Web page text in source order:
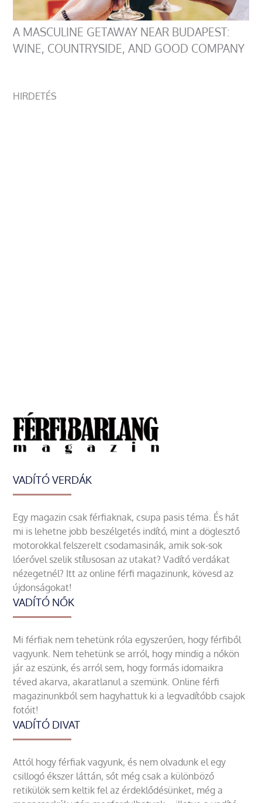
A MASCULINE GETAWAY NEAR BUDAPEST:
WINE, COUNTRYSIDE, AND GOOD COMPANY
HIRDETÉS
VADÍTÓ VERDÁK
Egy magazin csak férfiaknak, csupa pasis téma. És hát
mi is lehetne jobb beszélgetés indító, mint a döglesztő
motorokkal felszerelt csodamasinák, amik sok-sok
lóerővel szelik stílusosan az utakat? Vadító verdákat
nézegetnél? Itt az online férfi magazinunk, kövesd az
újdonságokat!
VADÍTÓ NŐK
Mi férfiak nem tehetünk róla egyszerűen, hogy férfiből
vagyunk. Nem tehetünk se arról, hogy mindig a nőkön
jár az eszünk, és arról sem, hogy formás idomaikra
téved akarva, akaratlanul a szemünk. Online férfi
magazinunkból sem hagyhattuk ki a legvadítóbb csajok
fotóit!
VADÍTÓ DIVAT
Attól hogy férfiak vagyunk, és nem olvadunk el egy
csillogó ékszer láttán, sőt még csak a különböző
retikülök sem keltik fel az érdeklődésünket, még a